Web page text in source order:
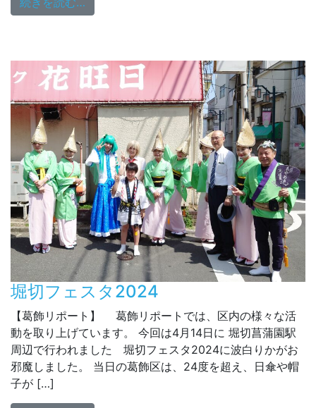
堀切フェスタ2024
【葛飾リポート】 葛飾リポートでは、区内の様々な活
動を取り上げています。 今回は4月14日に 堀切菖蒲園駅
周辺で行われました 堀切フェスタ2024に波白りかがお
邪魔しました。 当日の葛飾区は、24度を超え、日傘や帽
子が […]